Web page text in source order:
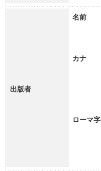
出版者
名前
カナ
ローマ字